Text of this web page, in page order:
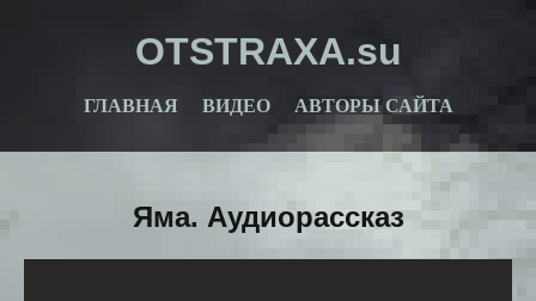
OTSTRAXA.su
ГЛАВНАЯ ВИДЕО АВТОРЫ САЙТА
Яма. Аудиорассказ